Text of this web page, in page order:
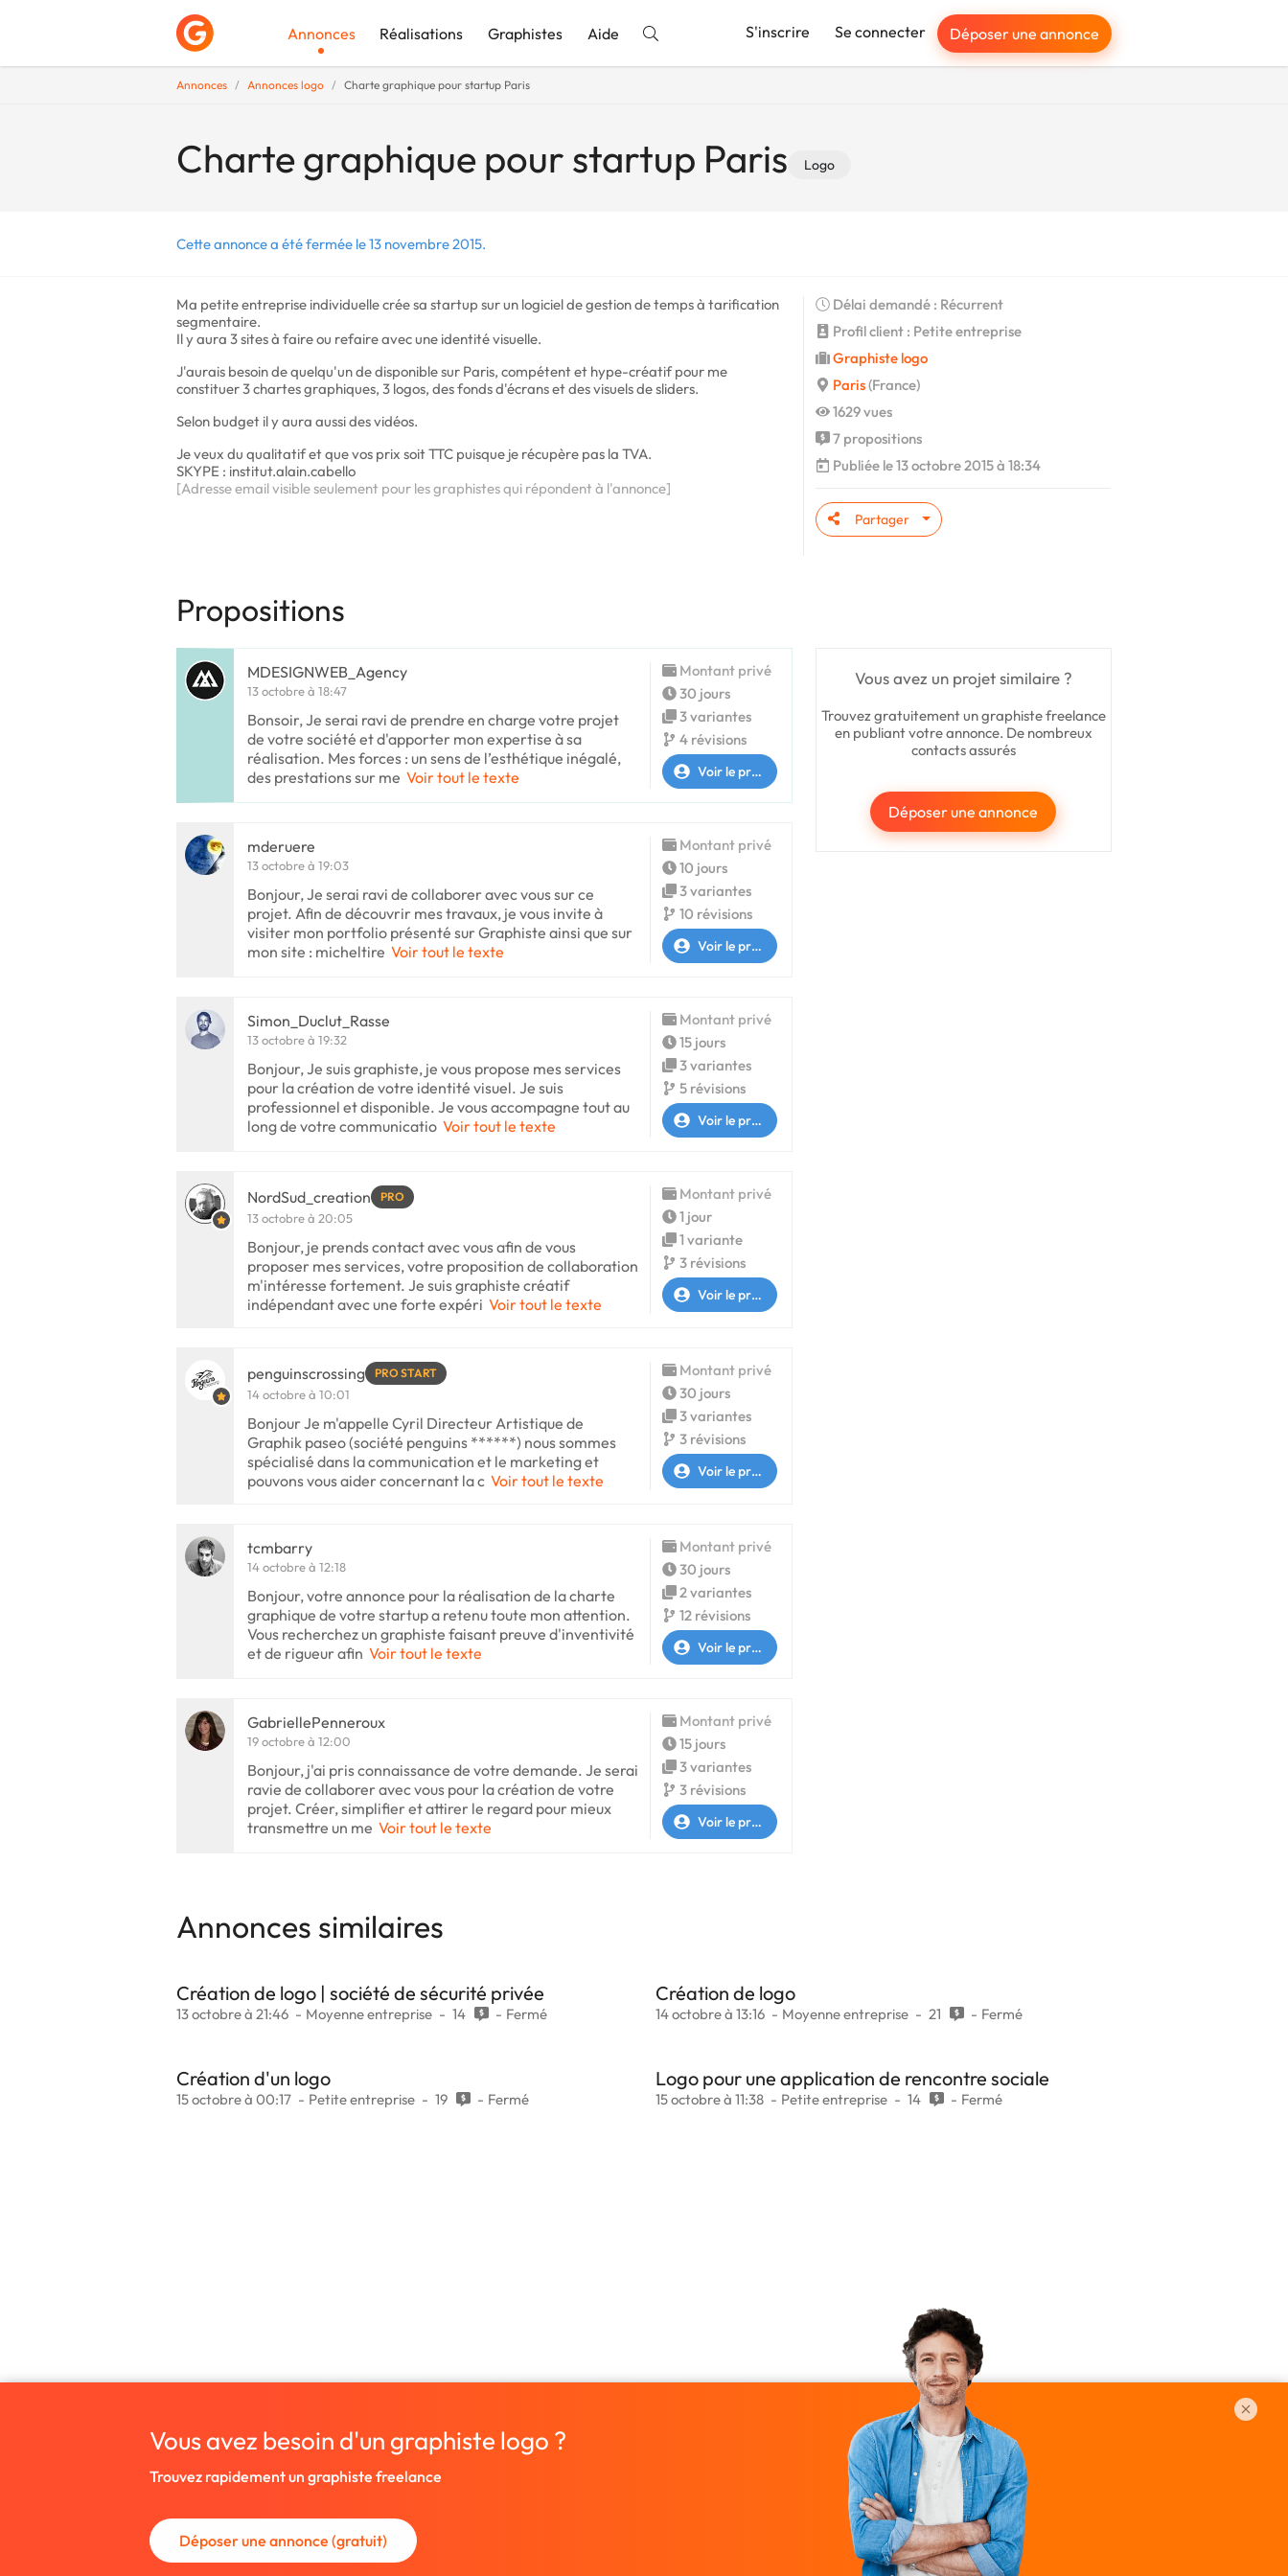
Annonces Réalisations Graphistes Aide S'inscrire Se connecter Déposer une annonce
Annonces Annonces logo Charte graphique pour startup Paris
Charte graphique pour startup Paris Logo
Cette annonce a été fermée le 13 novembre 2015.
Ma petite entreprise individuelle crée sa startup sur un logiciel de gestion de temps à tarification
segmentaire.
Il y aura 3 sites à faire ou refaire avec une identité visuelle.
J'aurais besoin de quelqu'un de disponible sur Paris, compétent et hype-créatif pour me
constituer 3 chartes graphiques, 3 logos, des fonds d'écrans et des visuels de sliders.
Selon budget il y aura aussi des vidéos.
Je veux du qualitatif et que vos prix soit TTC puisque je récupère pas la TVA.
SKYPE : institut.alain.cabello
[Adresse email visible seulement pour les graphistes qui répondent à l'annonce]
Délai demandé : Récurrent
Profil client : Petite entreprise
Graphiste logo
Paris(France)
1629 vues
7 propositions
Publiée le 13 octobre 2015 à 18:34
Partager
Propositions
Vous avez un projet similaire ?
Trouvez gratuitement un graphiste freelance
en publiant votre annonce. De nombreux
contacts assurés
Déposer une annonce
MDESIGNWEB_Agency
13 octobre à 18:47
Bonsoir, Je serai ravi de prendre en charge votre projet
de votre société et d'apporter mon expertise à sa
réalisation. Mes forces : un sens de l’esthétique inégalé,
des prestations sur me Voir tout le texte
Montant privé
30 jours
3 variantes
4 révisions
Voir le profil
mderuere
13 octobre à 19:03
Bonjour, Je serai ravi de collaborer avec vous sur ce
projet. Afin de découvrir mes travaux, je vous invite à
visiter mon portfolio présenté sur Graphiste ainsi que sur
mon site : micheltire Voir tout le texte
Montant privé
10 jours
3 variantes
10 révisions
Voir le profil
Simon_Duclut_Rasse
13 octobre à 19:32
Bonjour, Je suis graphiste, je vous propose mes services
pour la création de votre identité visuel. Je suis
professionnel et disponible. Je vous accompagne tout au
long de votre communicatio Voir tout le texte
Montant privé
15 jours
3 variantes
5 révisions
Voir le profil
NordSud_creation PRO
13 octobre à 20:05
Bonjour, je prends contact avec vous afin de vous
proposer mes services, votre proposition de collaboration
m'intéresse fortement. Je suis graphiste créatif
indépendant avec une forte expéri Voir tout le texte
Montant privé
1 jour
1 variante
3 révisions
Voir le profil
penguinscrossing PRO START
14 octobre à 10:01
Bonjour Je m'appelle Cyril Directeur Artistique de
Graphik paseo (société penguins ******) nous sommes
spécialisé dans la communication et le marketing et
pouvons vous aider concernant la c Voir tout le texte
Montant privé
30 jours
3 variantes
3 révisions
Voir le profil
tcmbarry
14 octobre à 12:18
Bonjour, votre annonce pour la réalisation de la charte
graphique de votre startup a retenu toute mon attention.
Vous recherchez un graphiste faisant preuve d'inventivité
et de rigueur afin Voir tout le texte
Montant privé
30 jours
2 variantes
12 révisions
Voir le profil
GabriellePenneroux
19 octobre à 12:00
Bonjour, j'ai pris connaissance de votre demande. Je serai
ravie de collaborer avec vous pour la création de votre
projet. Créer, simplifier et attirer le regard pour mieux
transmettre un me Voir tout le texte
Montant privé
15 jours
3 variantes
3 révisions
Voir le profil
Annonces similaires
Création de logo | société de sécurité privée
13 octobre à 21:46 Moyenne entreprise 14 Fermé
Création de logo
14 octobre à 13:16 Moyenne entreprise 21 Fermé
Création d'un logo
15 octobre à 00:17 Petite entreprise 19 Fermé
Logo pour une application de rencontre sociale
15 octobre à 11:38 Petite entreprise 14 Fermé
Vous avez besoin d'un graphiste logo ?
Trouvez rapidement un graphiste freelance
Déposer une annonce (gratuit)